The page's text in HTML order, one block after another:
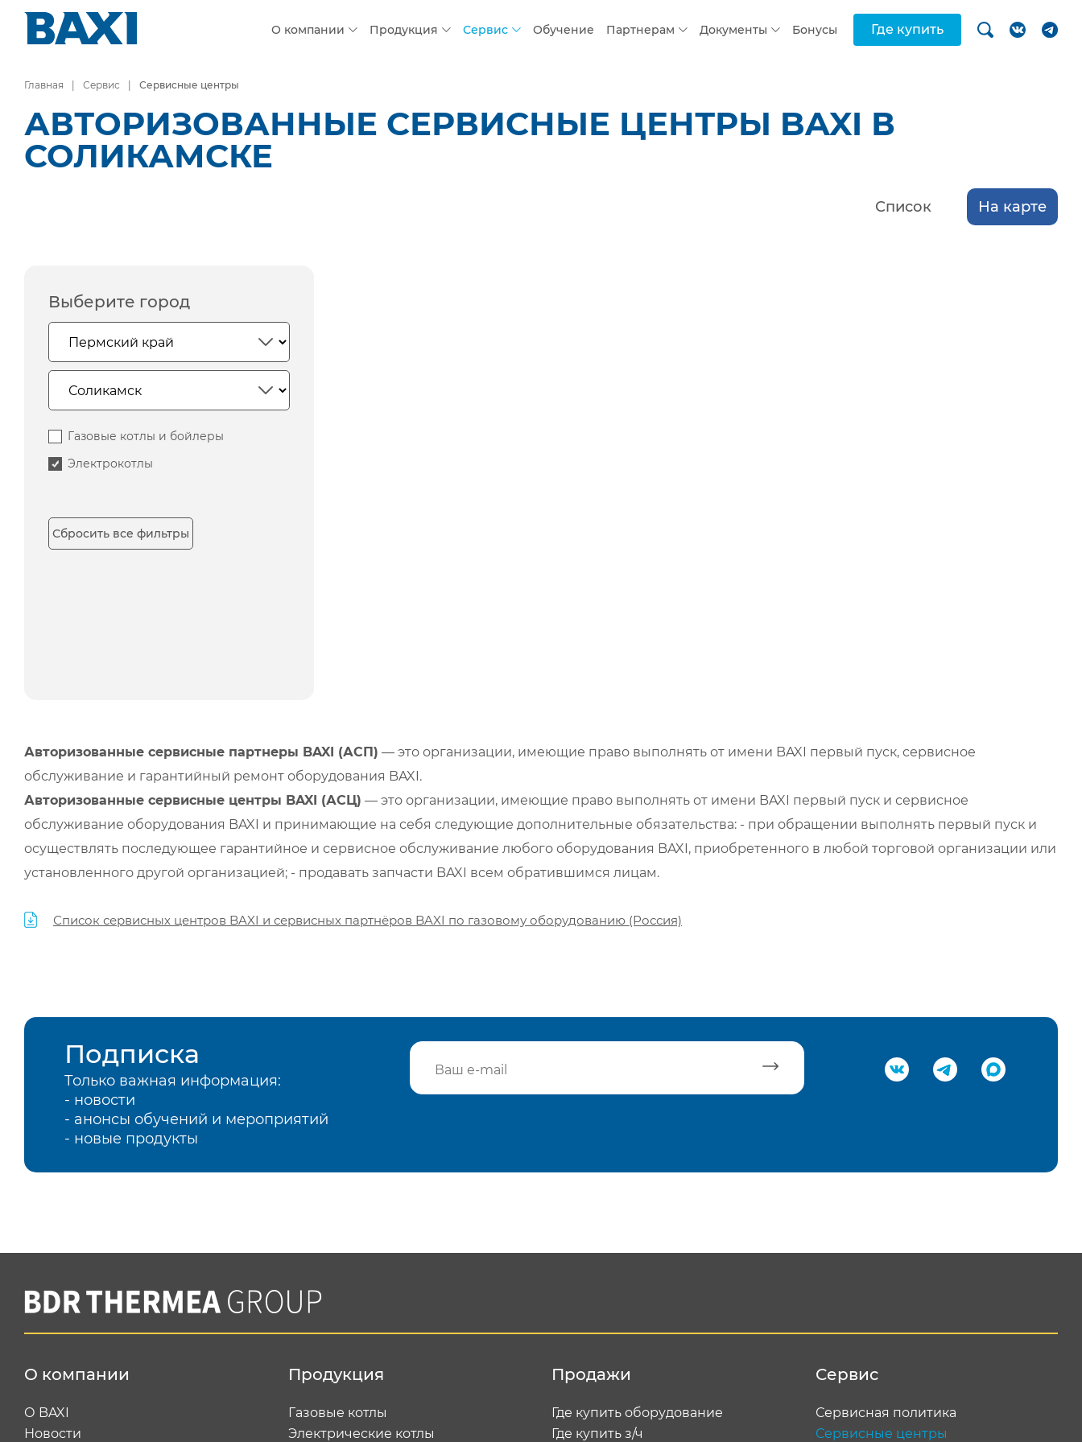
О компании Продукция Сервис Обучение Партнерам Документы Бонусы Где купить
Главная Сервис Сервисные центры
АВТОРИЗОВАННЫЕ СЕРВИСНЫЕ ЦЕНТРЫ BAXI В
СОЛИКАМСКЕ
Список На карте
Выберите город
Газовые котлы и бойлеры
Электрокотлы
Сбросить все фильтры
Авторизованные сервисные партнеры BAXI (АСП) — это организации, имеющие право выполнять от имени BAXI первый пуск, сервисное
обслуживание и гарантийный ремонт оборудования BAXI.
Авторизованные сервисные центры BAXI (АСЦ) — это организации, имеющие право выполнять от имени BAXI первый пуск и сервисное
обслуживание оборудования BAXI и принимающие на себя следующие дополнительные обязательства: - при обращении выполнять первый пуск и
осуществлять последующее гарантийное и сервисное обслуживание любого оборудования BAXI, приобретенного в любой торговой организации или
установленного другой организацией; - продавать запчасти BAXI всем обратившимся лицам.
Список сервисных центров BAXI и сервисных партнёров BAXI по газовому оборудованию (Россия)
Подписка
Только важная информация:
- новости
- анонсы обучений и мероприятий
- новые продукты
О компании
О BAXI
Новости
Продукция
Газовые котлы
Электрические котлы
Продажи
Где купить оборудование
Где купить з/ч
Сервис
Сервисная политика
Сервисные центры